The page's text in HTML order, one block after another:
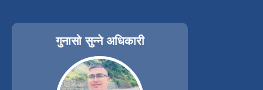
गुनासो सुन्ने अधिकारी